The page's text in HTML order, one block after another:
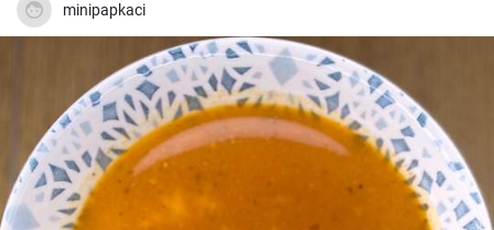
minipapkaci